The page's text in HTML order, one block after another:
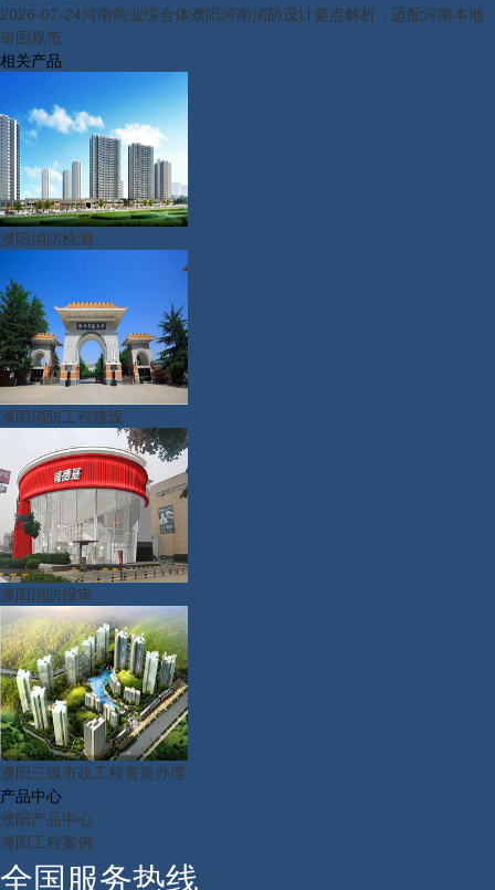
2026-07-24河南商业综合体濮阳河南消防设计要点解析，适配河南本地
审图规范
相关产品
濮阳消防检测
濮阳消防工程建设
濮阳消防报审
濮阳三级市政工程资质办理
产品中心
濮阳产品中心
濮阳工程案例
全国服务热线